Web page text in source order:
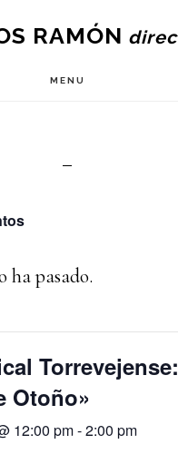
RAMÓN
MENU
ha pasado.
Torrevejense:
Otoño»
12:00 pm-2:00 pm